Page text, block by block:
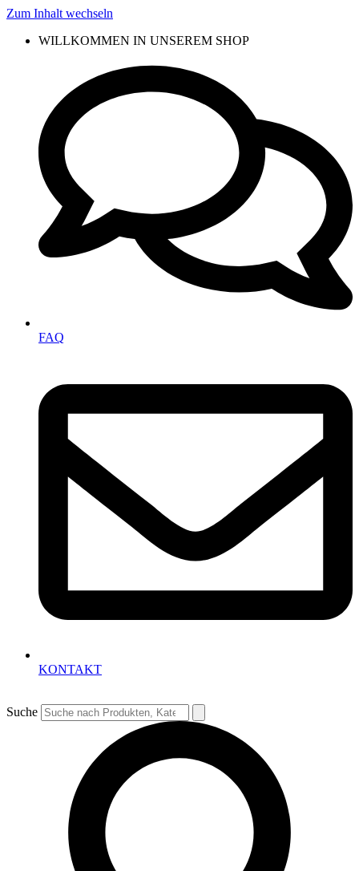
Zum Inhalt wechseln
WILLKOMMEN IN UNSEREM SHOP
FAQ
KONTAKT
Suche